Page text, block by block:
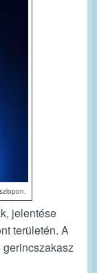
jelentése
területén. A
gerincszakasz